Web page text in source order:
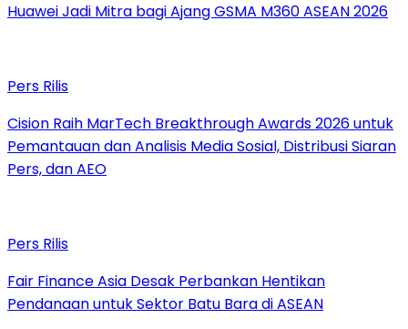
Huawei Jadi Mitra bagi Ajang GSMA M360 ASEAN 2026
Pers Rilis
Cision Raih MarTech Breakthrough Awards 2026 untuk
Pemantauan dan Analisis Media Sosial, Distribusi Siaran
Pers, dan AEO
Pers Rilis
Fair Finance Asia Desak Perbankan Hentikan
Pendanaan untuk Sektor Batu Bara di ASEAN